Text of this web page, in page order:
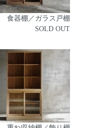
食器棚／ガラス戸棚
SOLD OUT